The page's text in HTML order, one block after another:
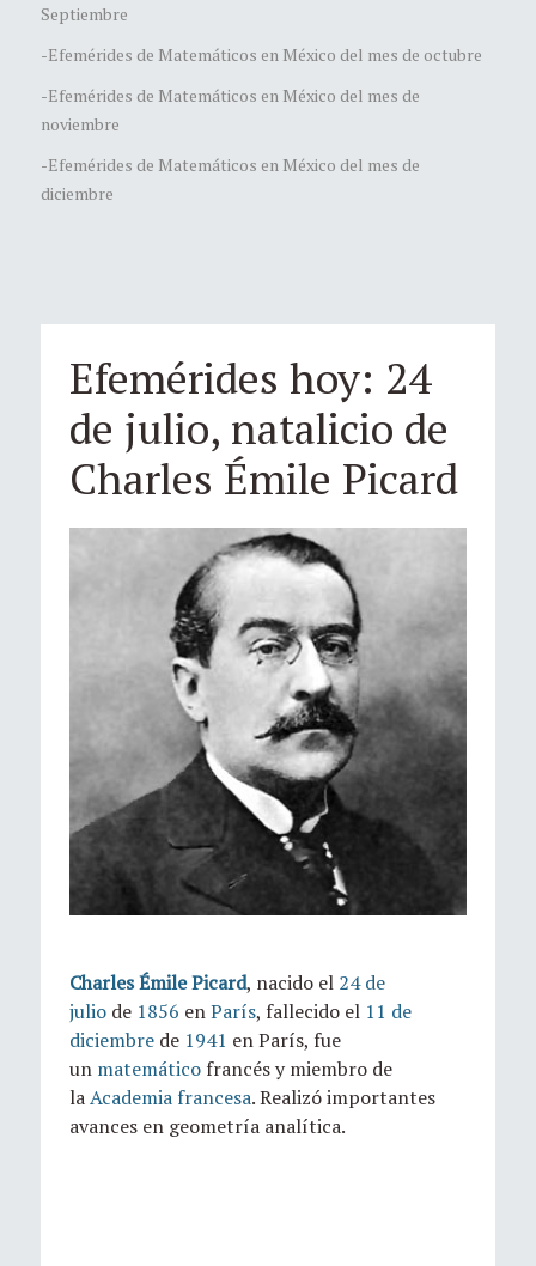
Septiembre
-Efemérides de Matemáticos en México del mes de octubre
-Efemérides de Matemáticos en México del mes de
noviembre
-Efemérides de Matemáticos en México del mes de
diciembre
Efemérides hoy: 24
de julio, natalicio de
Charles Émile Picard
Charles Émile Picard, nacido el 24 de
julio de 1856 enParís, fallecido el 11 de
diciembre de 1941 en París, fue
un matemático francés y miembro de
laAcademia francesa. Realizó importantes
avances en geometría analítica.